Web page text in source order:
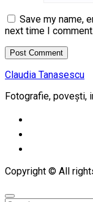
Save my name,
next time I comment.
Claudia Tanasescu
Fotografie, povești,
Copyright © All